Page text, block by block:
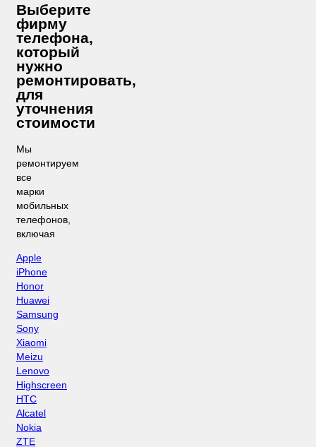
Выберите
фирму
телефона,
который
нужно
ремонтировать,
для
уточнения
стоимости
Мы
ремонтируем
все
марки
мобильных
телефонов,
включая
Apple
iPhone
Honor
Huawei
Samsung
Sony
Xiaomi
Meizu
Lenovo
Highscreen
HTC
Alcatel
Nokia
ZTE